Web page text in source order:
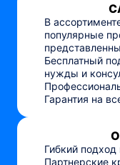
В
популярные
Бесплатный
нужды и
Гарантия на
Гибкий
Партнерские